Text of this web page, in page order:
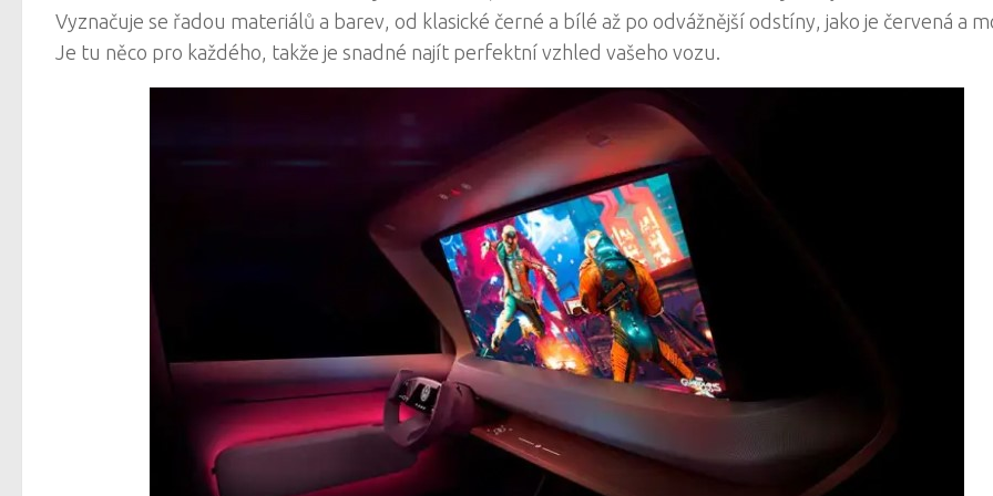
Vyznačuje se řadou materiálů a barev, od klasické černé a bílé až po odvážnější odstíny, jako je červená a
Je tu něco pro každého, takže je snadné najít perfektní vzhled vašeho vozu.